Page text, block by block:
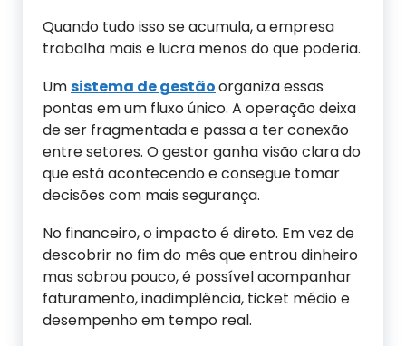
Quando tudo isso se acumula, a empresa
trabalha mais e lucra menos do que poderia.
Umsistema de gestãoorganiza essas
pontas em um fluxo único. A operação deixa
de ser fragmentada e passa a ter conexão
entre setores. O gestor ganha visão clara do
que está acontecendo e consegue tomar
decisões com mais segurança.
No financeiro, o impacto é direto. Em vez de
descobrir no fim do mês que entrou dinheiro
mas sobrou pouco, é possível acompanhar
faturamento, inadimplência, ticket médio e
desempenho em tempo real.